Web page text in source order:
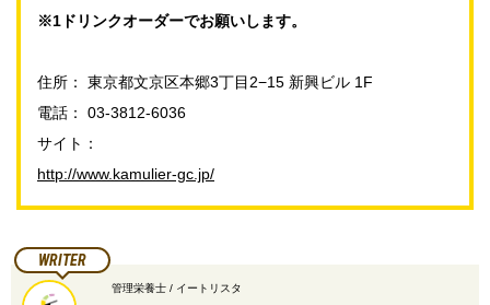
※1ドリンクオーダーでお願いします。
住所： 東京都文京区本郷3丁目2−15 新興ビル 1F
電話： 03-3812-6036
サイト：
http://www.kamulier-gc.jp/
WRITER
管理栄養士 / イートリスタ